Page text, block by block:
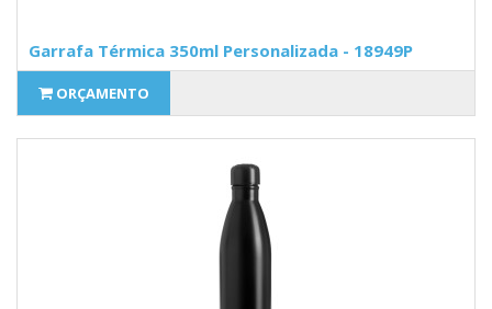
Garrafa Térmica 350ml Personalizada - 18949P
ORÇAMENTO